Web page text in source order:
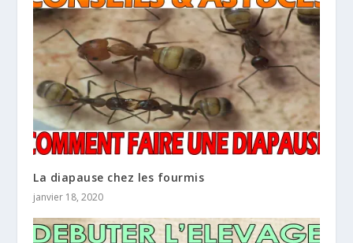
La diapause chez les fourmis
janvier 18, 2020